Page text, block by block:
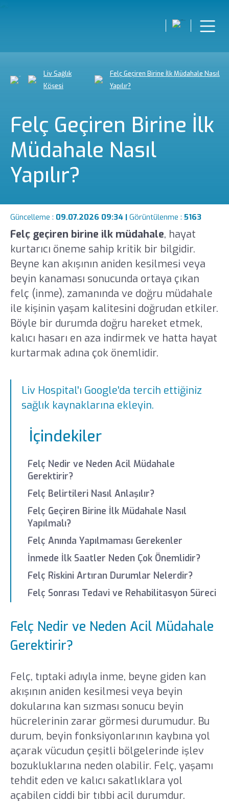
Liv Sağlık
Köşesi
Felç Geçiren Birine İlk Müdahale Nasıl
Yapılır?
Felç Geçiren Birine İlk
Müdahale Nasıl
Yapılır?
Güncelleme : 09.07.2026 09:34 | Görüntülenme : 5163
Felç geçiren birine ilk müdahale, hayat
kurtarıcı öneme sahip kritik bir bilgidir.
Beyne kan akışının aniden kesilmesi veya
beyin kanaması sonucunda ortaya çıkan
felç (inme), zamanında ve doğru müdahale
ile kişinin yaşam kalitesini doğrudan etkiler.
Böyle bir durumda doğru hareket etmek,
kalıcı hasarı en aza indirmek ve hatta hayat
kurtarmak adına çok önemlidir.
Liv Hospital'ı Google'da tercih ettiğiniz
sağlık kaynaklarına ekleyin.
İçindekiler
Felç Nedir ve Neden Acil Müdahale
Gerektirir?
Felç Belirtileri Nasıl Anlaşılır?
Felç Geçiren Birine İlk Müdahale Nasıl
Yapılmalı?
Felç Anında Yapılmaması Gerekenler
İnmede İlk Saatler Neden Çok Önemlidir?
Felç Riskini Artıran Durumlar Nelerdir?
Felç Sonrası Tedavi ve Rehabilitasyon Süreci
Felç Nedir ve Neden Acil Müdahale
Gerektirir?
Felç, tıptaki adıyla inme, beyne giden kan
akışının aniden kesilmesi veya beyin
dokularına kan sızması sonucu beyin
hücrelerinin zarar görmesi durumudur. Bu
durum, beyin fonksiyonlarının kaybına yol
açarak vücudun çeşitli bölgelerinde işlev
bozukluklarına neden olabilir. Felç, yaşamı
tehdit eden ve kalıcı sakatlıklara yol
açabilen ciddi bir tıbbi acil durumdur.